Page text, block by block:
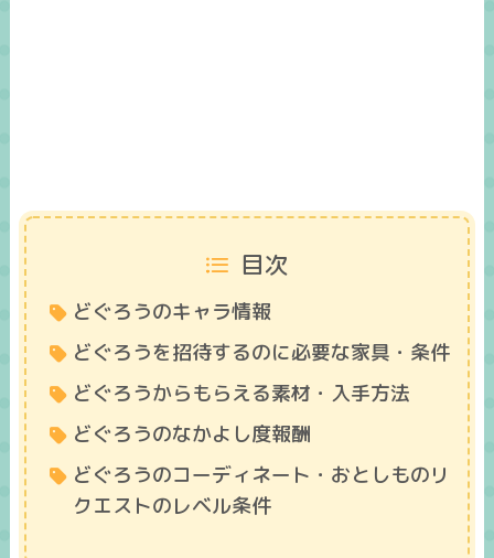
目次
どぐろうのキャラ情報
どぐろうを招待するのに必要な家具・条件
どぐろうからもらえる素材・入手方法
どぐろうのなかよし度報酬​
どぐろうのコーディネート・おとしものリ
クエストのレベル条件